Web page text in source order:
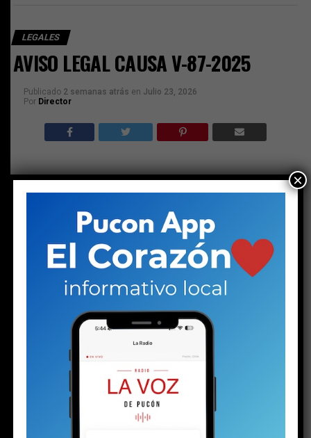
LEGALES
AVISO LEGAL CAUSA V-87-2025
Publicado 2 semanas atrás en Julio 23, 2026
Por Director
Share this:
×